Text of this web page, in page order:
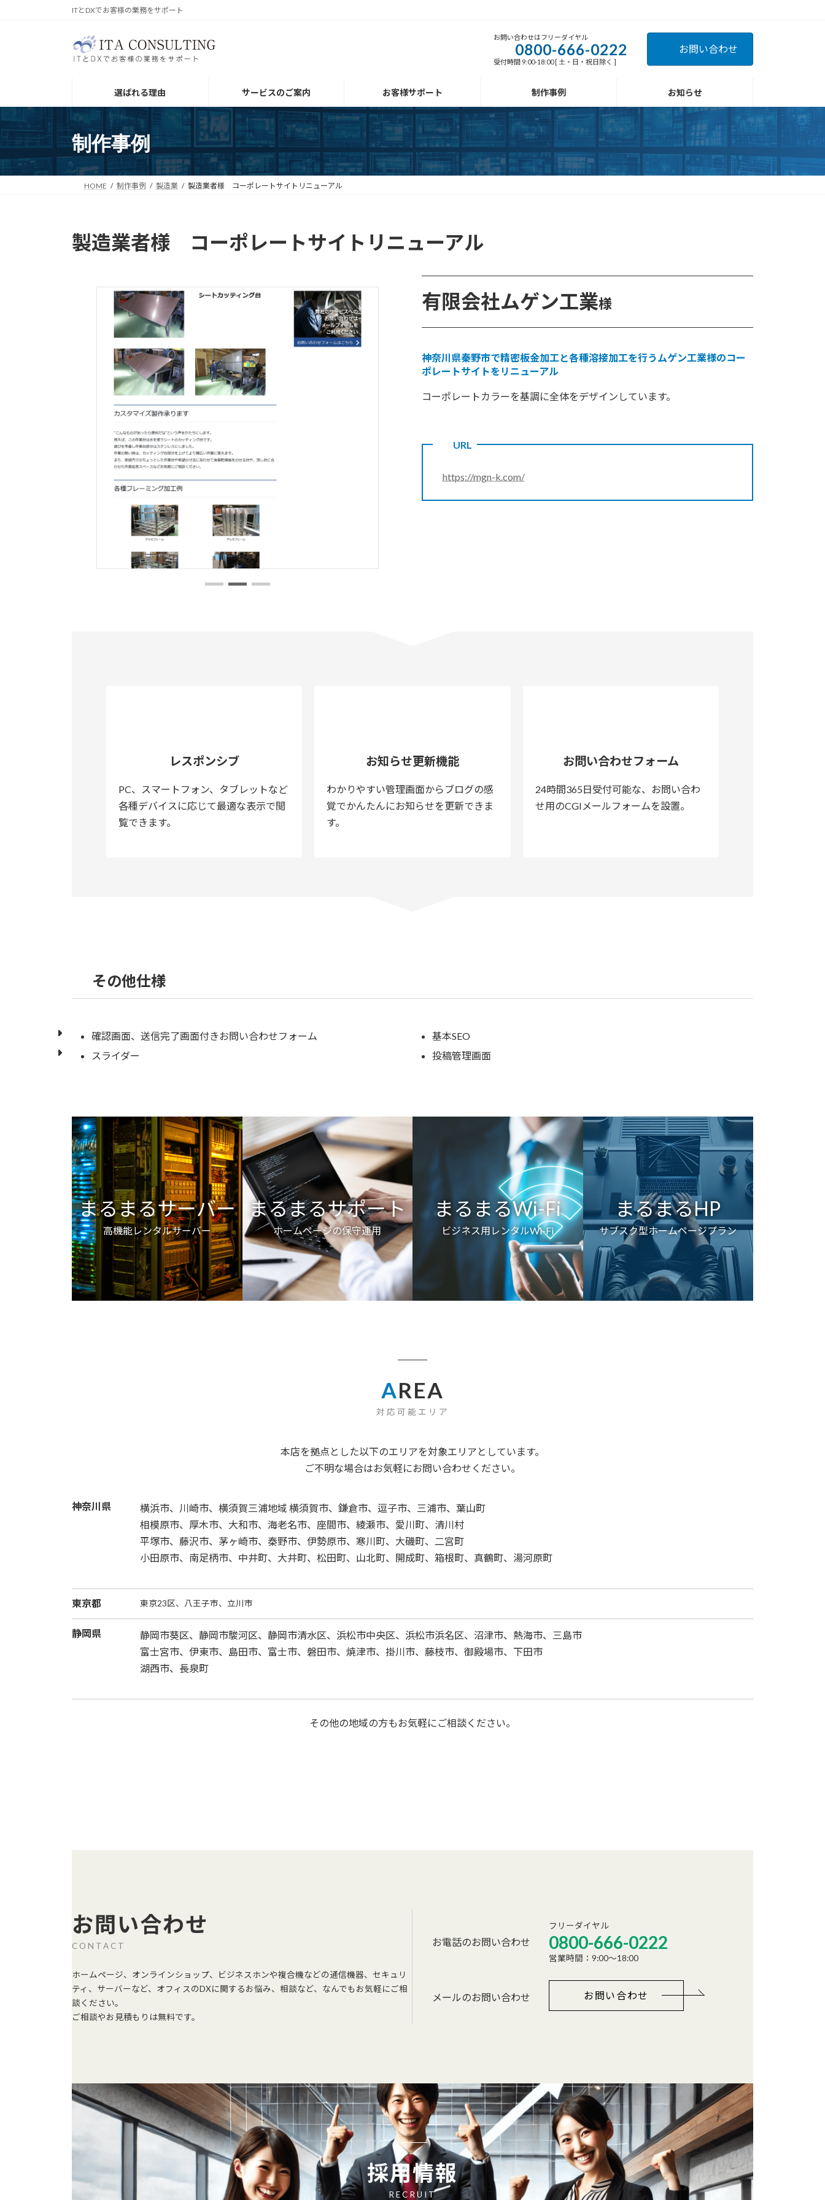
キ
プ
に
動
ITとDXでお客様の業務をサポート
お問い合わせはフリーダイヤル
0800-666-0222
受付時間 9:00-18:00 [ 土・日・祝日除く ]
お問い合わせ
選ばれる理由 サービスのご案内 お客様サポート 制作事例 お知らせ
制作事例
HOME 制作事例 製造業 製造業者様 コーポレートサイトリニューアル
製造業者様 コーポレートサイトリニューアル
有限会社ムゲン工業様
神奈川県秦野市で精密板金加工と各種溶接加工を行うムゲン工業様のコー
ポレートサイトをリニューアル
コーポレートカラーを基調に全体をデザインしています。
URL
https://mgn-k.com/
レスポンシブ
PC、スマートフォン、タブレットなど
各種デバイスに応じて最適な表示で閲
覧できます。
お知らせ更新機能
わかりやすい管理画面からブログの感
覚でかんたんにお知らせを更新できま
す。
お問い合わせフォーム
24時間365日受付可能な、お問い合わ
せ用のCGIメールフォームを設置。
その他仕様
確認画面、送信完了画面付きお問い合わせフォーム
スライダー
基本SEO
投稿管理画面
まるまるサーバー
高機能レンタルサーバー
まるまるサポート
ホームページの保守運用
まるまるWi-Fi
ビジネス用レンタルWi-Fi
まるまるHP
サブスク型ホームページプラン
AREA
対応可能エリア
本店を拠点とした以下のエリアを対象エリアとしています。
ご不明な場合はお気軽にお問い合わせください。
神奈川県
横浜市、川崎市、横須賀三浦地域 横須賀市、鎌倉市、逗子市、三浦市、葉山町
相模原市、厚木市、大和市、海老名市、座間市、綾瀬市、愛川町、清川村
平塚市、藤沢市、茅ヶ崎市、秦野市、伊勢原市、寒川町、大磯町、二宮町
小田原市、南足柄市、中井町、大井町、松田町、山北町、開成町、箱根町、真鶴町、湯河原町
東京都 東京23区、八王子市、立川市
静岡県
静岡市葵区、静岡市駿河区、静岡市清水区、浜松市中央区、浜松市浜名区、沼津市、熱海市、三島市
富士宮市、伊東市、島田市、富士市、磐田市、焼津市、掛川市、藤枝市、御殿場市、下田市
湖西市、長泉町
その他の地域の方もお気軽にご相談ください。
お問い合わせ
CONTACT
ホームページ、オンラインショップ、ビジネスホンや複合機などの通信機器、セキュリ
ティ、サーバーなど、オフィスのDXに関するお悩み、相談など、なんでもお気軽にご相
談ください。
ご相談やお見積もりは無料です。
お電話のお問い合わせ
フリーダイヤル
0800-666-0222
営業時間：9:00～18:00
メールのお問い合わせ お問い合わせ
採用情報
RECRUIT